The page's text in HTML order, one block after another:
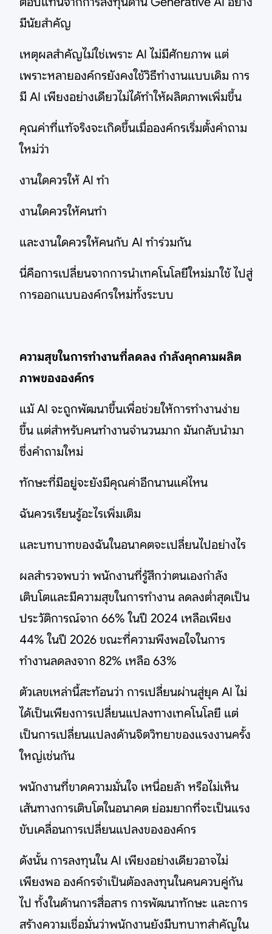
มีนัยสำคัญ
เหตุผลสำคัญไม่ใช่เพราะ AI ไม่มีศักยภาพ แต่
เพราะหลายองค์กรยังคงใช้วิธีทำงานแบบเดิม การ
มี AI เพียงอย่างเดียวไม่ได้ทำให้ผลิตภาพเพิ่มขึ้น
คุณค่าที่แท้จริงจะเกิดขึ้นเมื่อองค์กรเริ่มตั้งคำถาม
ใหม่ว่า
งานใดควรให้ AI ทำ
งานใดควรให้คนทำ
และงานใดควรให้คนกับ AI ทำร่วมกัน
นี่คือการเปลี่ยนจากการนำเทคโนโลยีใหม่มาใช้ ไปสู่
การออกแบบองค์กรใหม่ทั้งระบบ
ความสุขในการทำงานที่ลดลง กำลังคุกคามผลิต
ภาพขององค์กร
แม้ AI จะถูกพัฒนาขึ้นเพื่อช่วยให้การทำงานง่าย
ขึ้น แต่สำหรับคนทำงานจำนวนมาก มันกลับนำมา
ซึ่งคำถามใหม่
ทักษะที่มีอยู่จะยังมีคุณค่าอีกนานแค่ไหน
ฉันควรเรียนรู้อะไรเพิ่มเติม
และบทบาทของฉันในอนาคตจะเปลี่ยนไปอย่างไร
ผลสำรวจพบว่า พนักงานที่รู้สึกว่าตนเองกำลัง
เติบโตและมีความสุขในการทำงาน ลดลงต่ำสุดเป็น
ประวัติการณ์จาก 66% ในปี 2024 เหลือเพียง
44% ในปี 2026 ขณะที่ความพึงพอใจในการ
ทำงานลดลงจาก 82% เหลือ 63%
ตัวเลขเหล่านี้สะท้อนว่า การเปลี่ยนผ่านสู่ยุค AI ไม่
ได้เป็นเพียงการเปลี่ยนแปลงทางเทคโนโลยี แต่
เป็นการเปลี่ยนแปลงด้านจิตวิทยาของแรงงานครั้ง
ใหญ่เช่นกัน
พนักงานที่ขาดความมั่นใจ เหนื่อยล้า หรือไม่เห็น
เส้นทางการเติบโตในอนาคต ย่อมยากที่จะเป็นแรง
ขับเคลื่อนการเปลี่ยนแปลงขององค์กร
ดังนั้น การลงทุนใน AI เพียงอย่างเดียวอาจไม่
เพียงพอ องค์กรจำเป็นต้องลงทุนในคนควบคู่กัน
ไป ทั้งในด้านการสื่อสาร การพัฒนาทักษะ และการ
สร้างความเชื่อมั่นว่าพนักงานยังมีบทบาทสำคัญใน